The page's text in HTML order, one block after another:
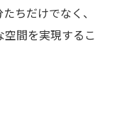
ちだけでなく、
間を実現するこ